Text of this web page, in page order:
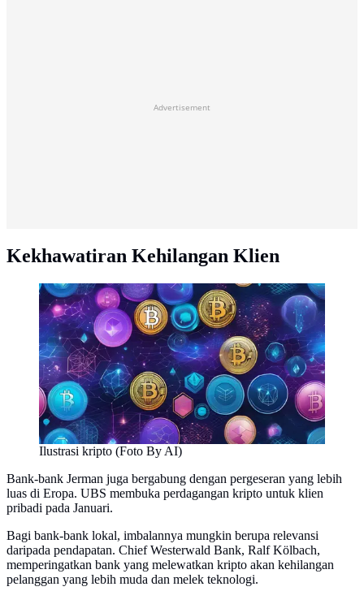
Advertisement
Kekhawatiran Kehilangan Klien
Ilustrasi kripto (Foto By AI)
Bank-bank Jerman juga bergabung dengan pergeseran yang lebih
luas di Eropa. UBS membuka perdagangan kripto untuk klien
pribadi pada Januari.
Bagi bank-bank lokal, imbalannya mungkin berupa relevansi
daripada pendapatan. Chief Westerwald Bank, Ralf Kölbach,
memperingatkan bank yang melewatkan kripto akan kehilangan
pelanggan yang lebih muda dan melek teknologi.